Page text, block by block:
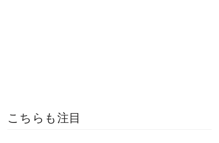
こちらも注目